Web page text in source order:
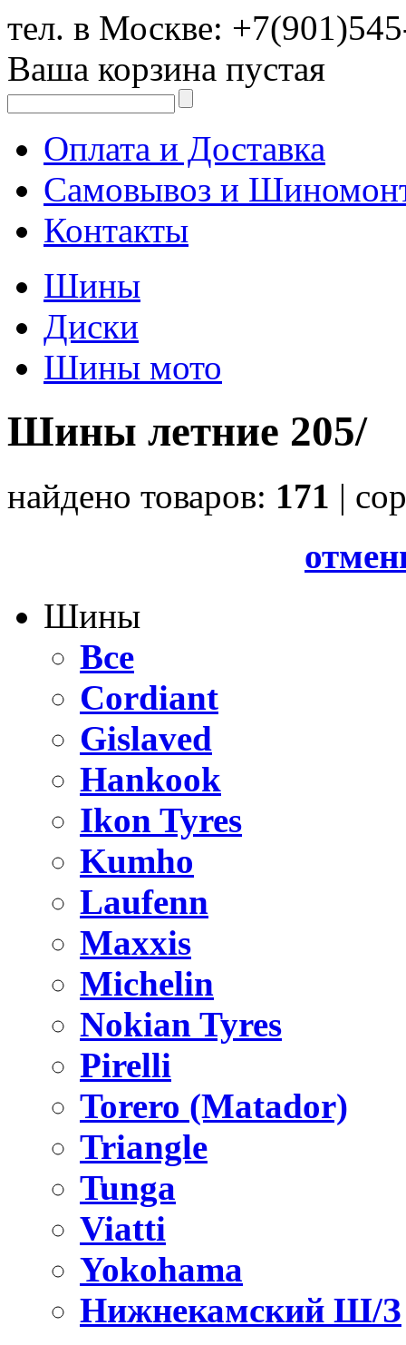
тел. в Москве:
Ваша корзина пустая
Оплата и Доставка
Самовывоз и
Контакты
Шины
Диски
Шины мото
Шины летние 205/
найдено товаров: 171 |
Шины
Все
Cordiant
Gislaved
Hankook
Ikon Tyres
Kumho
Laufenn
Maxxis
Michelin
Nokian Tyres
Pirelli
Torero (Matador)
Triangle
Tunga
Viatti
Yokohama
Нижнекамский Ш/З